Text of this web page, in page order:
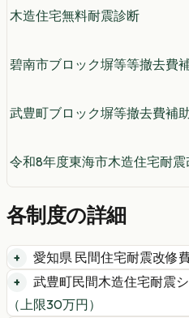
木造住宅無料耐震診断
碧南市ブロック塀等等撤去費
武豊町ブロック塀等撤去費補
令和8年度東海市木造住宅耐
各制度の詳細
愛知県 民間住宅耐震改修
武豊町民間木造住宅耐震
（上限30万円）